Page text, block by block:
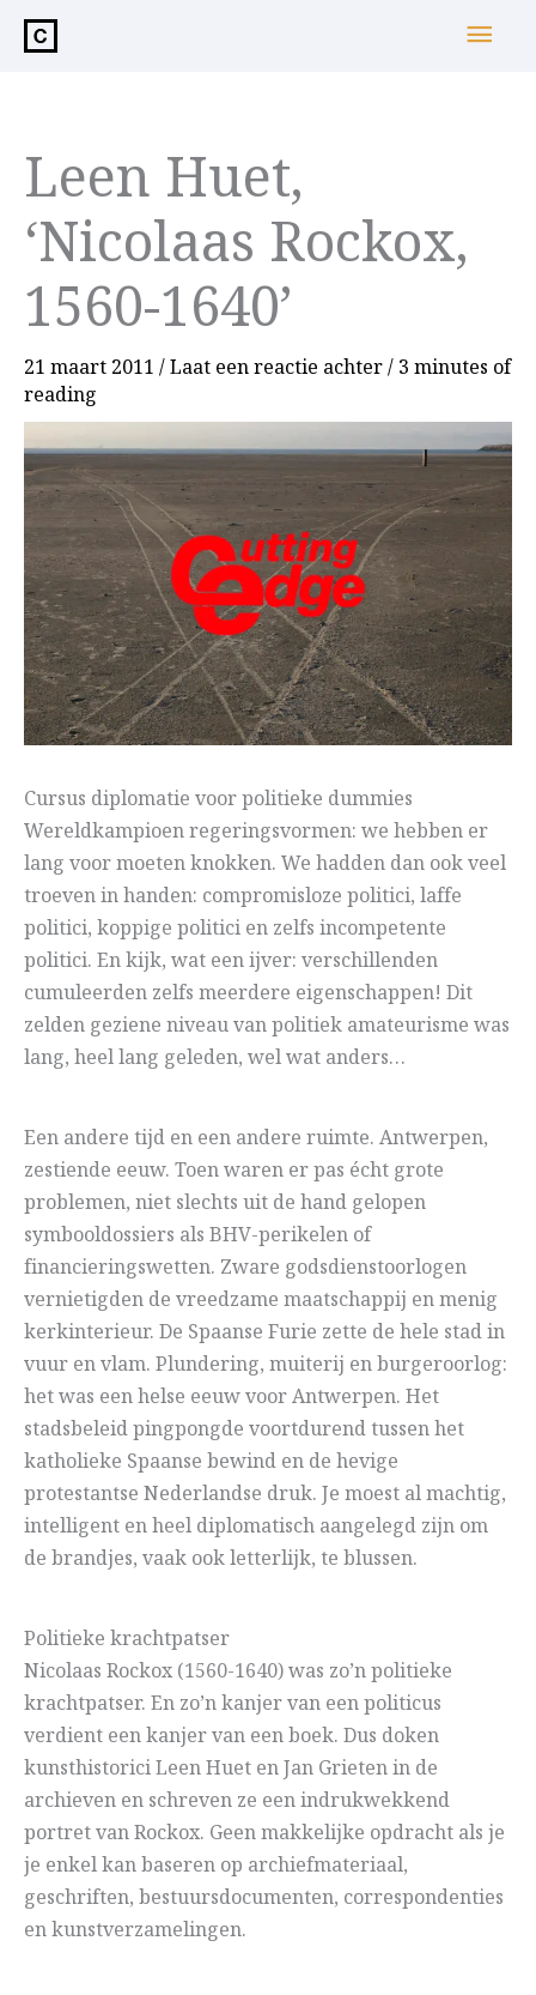
inhoud
Leen Huet,
‘Nicolaas Rockox,
1560-1640’
21 maart 2011 /Laat een reactie achter/ 3 minutes of
reading
Cursus diplomatie voor politieke dummies
Wereldkampioen regeringsvormen: we hebben er
lang voor moeten knokken. We hadden dan ook veel
troeven in handen: compromisloze politici, laffe
politici, koppige politici en zelfs incompetente
politici. En kijk, wat een ijver: verschillenden
cumuleerden zelfs meerdere eigenschappen! Dit
zelden geziene niveau van politiek amateurisme was
lang, heel lang geleden, wel wat anders…
Een andere tijd en een andere ruimte. Antwerpen,
zestiende eeuw. Toen waren er pas écht grote
problemen, niet slechts uit de hand gelopen
symbooldossiers als BHV-perikelen of
financieringswetten. Zware godsdienstoorlogen
vernietigden de vreedzame maatschappij en menig
kerkinterieur. De Spaanse Furie zette de hele stad in
vuur en vlam. Plundering, muiterij en burgeroorlog:
het was een helse eeuw voor Antwerpen. Het
stadsbeleid pingpongde voortdurend tussen het
katholieke Spaanse bewind en de hevige
protestantse Nederlandse druk. Je moest al machtig,
intelligent en heel diplomatisch aangelegd zijn om
de brandjes, vaak ook letterlijk, te blussen.
Politieke krachtpatser
Nicolaas Rockox (1560-1640) was zo’n politieke
krachtpatser. En zo’n kanjer van een politicus
verdient een kanjer van een boek. Dus doken
kunsthistorici Leen Huet en Jan Grieten in de
archieven en schreven ze een indrukwekkend
portret van Rockox. Geen makkelijke opdracht als je
je enkel kan baseren op archiefmateriaal,
geschriften, bestuursdocumenten, correspondenties
en kunstverzamelingen.